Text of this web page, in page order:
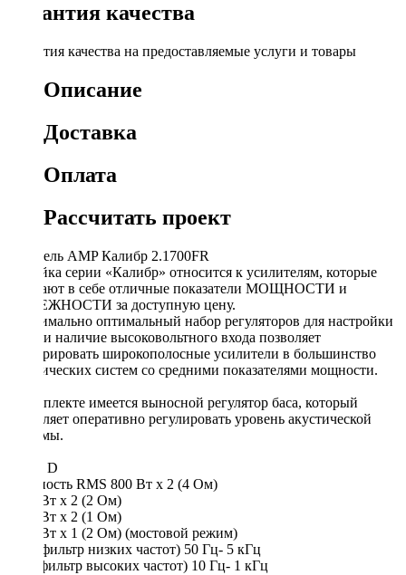
Гарантия качества
Гарантия качества на предоставляемые услуги и товары
Описание
Доставка
Оплата
Рассчитать проект
силитель AMP Калибр 2.1700FR
Линейка серии «Калибр» относится к усилителям, которые
сочетают в себе отличные показатели МОЩНОСТИ и
НАДЕЖНОСТИ за доступную цену.
Максимально оптимальный набор регуляторов для настройки
звука и наличие высоковольтного входа позволяет
интегрировать широкополосные усилители в большинство
акустических систем со средними показателями мощности.
В комплекте имеется выносной регулятор баса, который
позволяет оперативно регулировать уровень акустической
системы.
Класс D
Мощность RMS 800 Вт х 2 (4 Ом)
1200 Вт х 2 (2 Ом)
1700 Вт х 2 (1 Ом)
3600 Вт х 1 (2 Ом) (мостовой режим)
LPF (фильтр низких частот) 50 Гц- 5 кГц
HPF(фильтр высоких частот) 10 Гц- 1 кГц